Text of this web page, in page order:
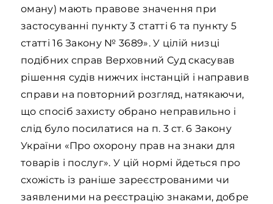
оману) мають правове значення при
застосуванні пункту 3 статті 6 та пункту 5
статті 16 Закону № 3689». У цілій низці
подібних справ Верховний Суд скасував
рішення судів нижчих інстанцій і направив
справи на повторний розгляд, натякаючи,
що спосіб захисту обрано неправильно і
слід було посилатися на п. 3 ст. 6 Закону
України «Про охорону прав на знаки для
товарів і послуг». У цій нормі йдеться про
схожість із раніше зареєстрованими чи
заявленими на реєстрацію знаками, добре